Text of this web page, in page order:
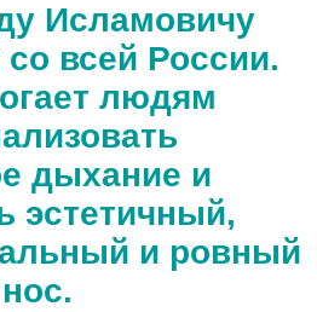
Исламовичу
всей России.
людям
дыхание и
эстетичный,
и ровный
нос.